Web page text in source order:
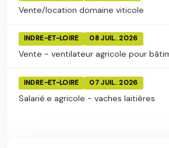
Vente/location domaine viticole
INDRE-ET-LOIRE 08 JUIL. 2026
Vente - ventilateur agricole pour
INDRE-ET-LOIRE 07 JUIL. 2026
Salarié.e agricole - vaches laitières